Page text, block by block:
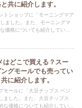
共に紹介します。
トショップに「モーニングマア
ました。また、モーニングマ
価格についても紹介していま
はどこで買える？スー
グモールでも売ってい
に紹介します。
モールに「大豆チップス ベジ
ました。また、大豆チップス
価格についても紹介していま